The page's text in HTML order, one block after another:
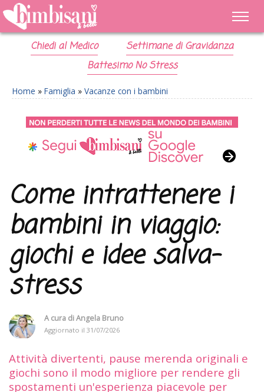
Chiedi al Medico
Settimane di Gravidanza
Battesimo No Stress
Home » Famiglia » Vacanze con i bambini
Come intrattenere i
bambini in viaggio:
giochi e idee salva-
stress
A cura diAngela Bruno
Aggiornato il 31/07/2026
Attività divertenti, pause merenda originali e
giochi sono il modo migliore per rendere gli
spostamenti un'esperienza piacevole per